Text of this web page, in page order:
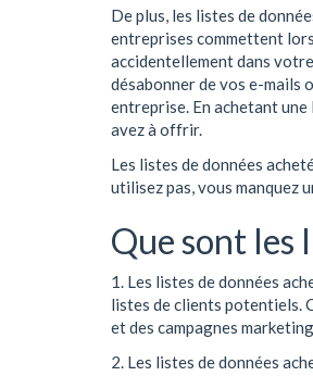
De plus, les listes de
entreprises commettent
accidentellement dans
désabonner de vos e-mails
entreprise. En achetant
avez à offrir.
Les listes de données
utilisez pas, vous manquez
Que sont les
1. Les listes de données
listes de clients potentiels.
et des campagnes
2. Les listes de données